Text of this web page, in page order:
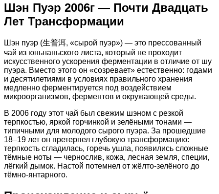
Шэн Пуэр 2006г — Почти Двадцать
Лет Трансформации
Шэн пуэр (生普洱, «сырой пуэр») — это прессованный
чай из юньнаньского листа, который не проходит
искусственного ускорения ферментации в отличие от шу
пуэра. Вместо этого он «созревает» естественно: годами
и десятилетиями в условиях правильного хранения
медленно ферментируется под воздействием
микроорганизмов, ферментов и окружающей среды.
В 2006 году этот чай был свежим шэном с резкой
терпкостью, яркой горчинкой и зелёными тонами —
типичными для молодого сырого пуэра. За прошедшие
18–19 лет он претерпел глубокую трансформацию:
терпкость сгладилась, горечь ушла, появились сложные
тёмные ноты — чернослив, кожа, лесная земля, специи,
лёгкий дымок. Настой потемнел от жёлто-зелёного до
тёмно-янтарного.